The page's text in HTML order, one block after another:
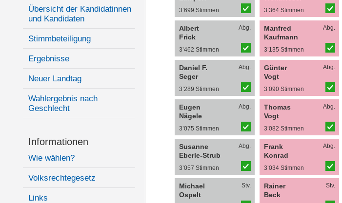
Übersicht der Kandidatinnen
und Kandidaten
Stimmbeteiligung
Ergebnisse
Neuer Landtag
Wahlergebnis nach
Geschlecht
Informationen
Wie wählen?
Volksrechtegesetz
Links
3’699 Stimmen
Albert
Frick
Abg.
3’462 Stimmen
Daniel F.
Seger
Abg.
3’289 Stimmen
Eugen
Nägele
Abg.
3’075 Stimmen
Susanne
Eberle-Strub
Abg.
3’057 Stimmen
Michael
Ospelt
Stv.
3’364 Stimmen
Manfred
Kaufmann
Abg.
3’135 Stimmen
Günter
Vogt
Abg.
3’090 Stimmen
Thomas
Vogt
Abg.
3’082 Stimmen
Frank
Konrad
Abg.
3’034 Stimmen
Rainer
Beck
Stv.